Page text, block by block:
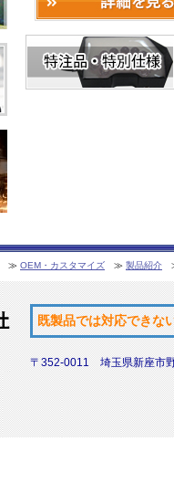
≫ OEM・カスタマイズ ≫ 製品紹介
既製品では対応できな
〒352-0011 埼玉県新座